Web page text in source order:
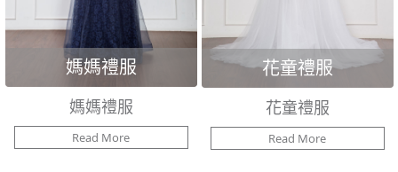
媽媽禮服
媽媽禮服
Read More
花童禮服
花童禮服
Read More